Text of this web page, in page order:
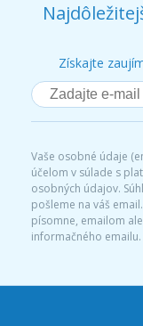
Získajte
Vaše osobné údaje
účelom v súlade s
osobných údajov.
pošleme na váš
písomne, emailom
informačného emailu.